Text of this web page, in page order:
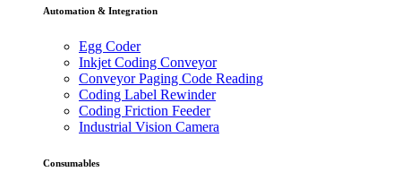
Automation & Integration
Egg Coder
Inkjet Coding Conveyor
Conveyor Paging Code Reading
Coding Label Rewinder
Coding Friction Feeder
Industrial Vision Camera
Consumables